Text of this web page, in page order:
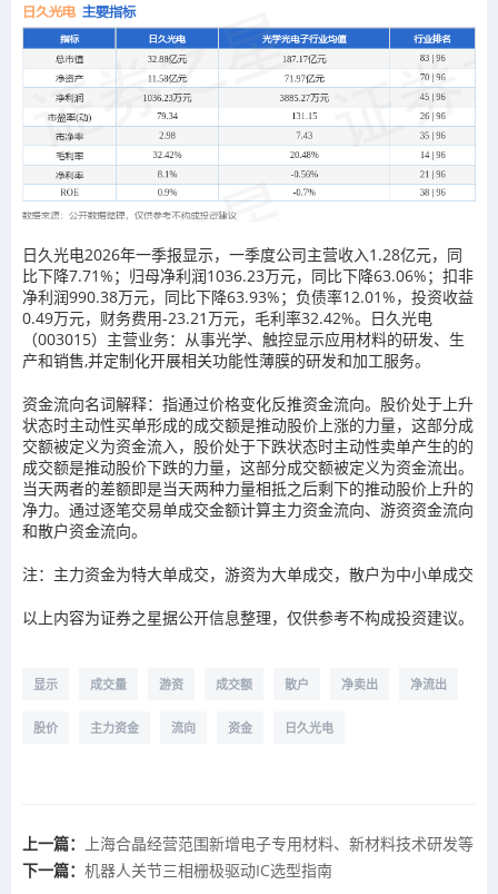
日久光电2026年一季报显示，一季度公司主营收入1.28亿元，同
比下降7.71%；归母净利润1036.23万元，同比下降63.06%；扣非
净利润990.38万元，同比下降63.93%；负债率12.01%，投资收益
0.49万元，财务费用-23.21万元，毛利率32.42%。日久光电
（003015）主营业务：从事光学、触控显示应用材料的研发、生
产和销售,并定制化开展相关功能性薄膜的研发和加工服务。
资金流向名词解释：指通过价格变化反推资金流向。股价处于上升
状态时主动性买单形成的成交额是推动股价上涨的力量，这部分成
交额被定义为资金流入，股价处于下跌状态时主动性卖单产生的的
成交额是推动股价下跌的力量，这部分成交额被定义为资金流出。
当天两者的差额即是当天两种力量相抵之后剩下的推动股价上升的
净力。通过逐笔交易单成交金额计算主力资金流向、游资资金流向
和散户资金流向。
注：主力资金为特大单成交，游资为大单成交，散户为中小单成交
以上内容为证券之星据公开信息整理，仅供参考不构成投资建议。
显示 成交量 游资 成交额 散户 净卖出 净流出
股价 主力资金 流向 资金 日久光电
上一篇：
上海合晶经营范围新增电子专用材料、新材料技术研发等
下一篇： 机器人关节三相栅极驱动IC选型指南